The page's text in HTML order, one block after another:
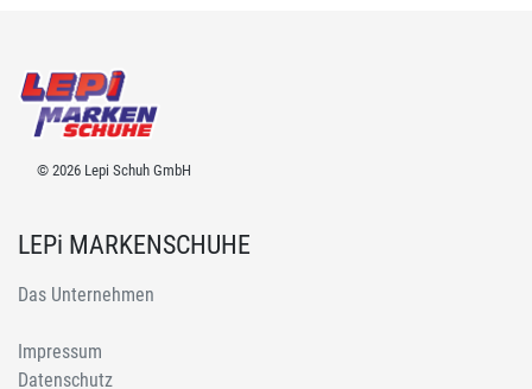
© 2026 Lepi Schuh GmbH
LEPi MARKENSCHUHE
Das Unternehmen
Impressum
Datenschutz